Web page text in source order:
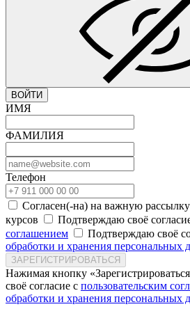
ВОЙТИ
ИМЯ
ФАМИЛИЯ
Телефон
Согласен(-на) на важную
курсов
Подтверждаю своё
соглашением
Подтверждаю своё
обработки и хранения персональных
ЗАРЕГИСТРИРОВАТЬСЯ
Нажимая кнопку
своё согласие с пользовательским
обработки и хранения персональных